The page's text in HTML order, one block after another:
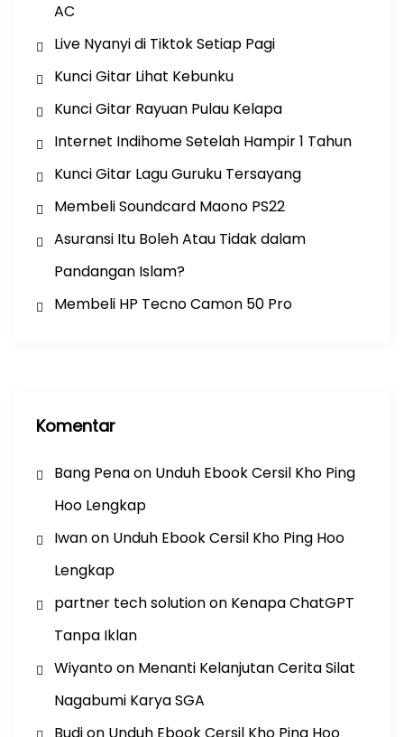
AC
Live Nyanyi di Tiktok Setiap Pagi
Kunci Gitar Lihat Kebunku
Kunci Gitar Rayuan Pulau Kelapa
Internet Indihome Setelah Hampir 1 Tahun
Kunci Gitar Lagu Guruku Tersayang
Membeli Soundcard Maono PS22
Asuransi Itu Boleh Atau Tidak dalam
Pandangan Islam?
Membeli HP Tecno Camon 50 Pro
Komentar
Bang Penaon Unduh Ebook Cersil Kho Ping
Hoo Lengkap
Iwanon Unduh Ebook Cersil Kho Ping Hoo
Lengkap
partner tech solutionon Kenapa ChatGPT
Tanpa Iklan
Wiyantoon Menanti Kelanjutan Cerita Silat
Nagabumi Karya SGA
Budion Unduh Ebook Cersil Kho Ping Hoo